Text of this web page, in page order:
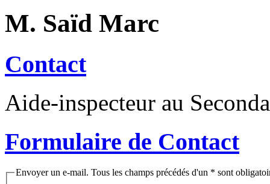
M. Saïd Marc
Contact
Aide-inspecteur au
Formulaire de Contact
Envoyer un e-mail. Tous les champs précédés d'un * sont